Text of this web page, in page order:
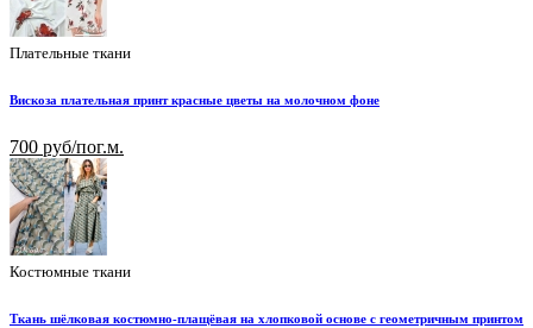
Плательные ткани
Вискоза плательная принт красные цветы на молочном фоне
700 руб/пог.м.
Костюмные ткани
Ткань шёлковая костюмно-плащёвая на хлопковой основе с геометричным принтом